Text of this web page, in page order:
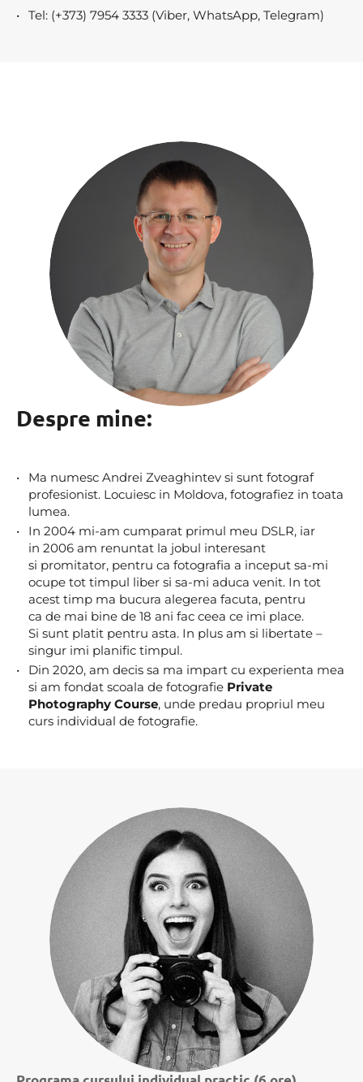
Tel: (+373) 7954 3333 (Viber, WhatsApp, Telegram)
Despre mine:
Ma numesc Andrei Zveaghintev si sunt fotograf
profesionist. Locuiesc in Moldova, fotografiez in toata
lumea.
In 2004 mi-am cumparat primul meu DSLR, iar
in 2006 am renuntat la jobul interesant
si promitator, pentru ca fotografia a inceput sa-mi
ocupe tot timpul liber si sa-mi aduca venit. In tot
acest timp ma bucura alegerea facuta, pentru
ca de mai bine de 18 ani fac ceea ce imi place.
Si sunt platit pentru asta. In plus am si libertate –
singur imi planific timpul.
Din 2020, am decis sa ma impart cu experienta mea
si am fondat scoala de fotografie Private
Photography Course, unde predau propriul meu
curs individual de fotografie.